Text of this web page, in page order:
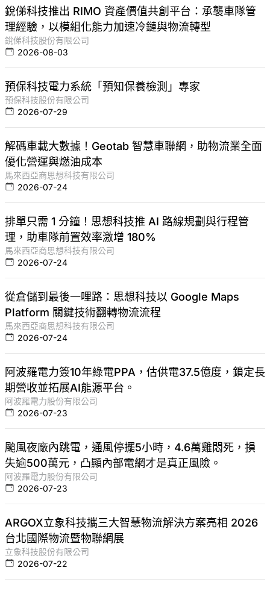
銳俤科技推出 RIMO 資產價值共創平台：承襲車隊管
理經驗，以模組化能力加速冷鏈與物流轉型
銳俤科技股份有限公司
2026-08-03
預保科技電力系統「預知保養檢測」專家
預保科技股份有限公司
2026-07-29
解碼車載大數據！Geotab 智慧車聯網，助物流業全面
優化營運與燃油成本
馬來西亞商思想科技有限公司
2026-07-24
排單只需 1 分鐘！思想科技推 AI 路線規劃與行程管
理，助車隊前置效率激增 180%
馬來西亞商思想科技有限公司
2026-07-24
從倉儲到最後一哩路：思想科技以 Google Maps
Platform 關鍵技術翻轉物流流程
馬來西亞商思想科技有限公司
2026-07-24
阿波羅電力簽10年綠電PPA，估供電37.5億度，鎖定長
期營收並拓展AI能源平台。
阿波羅電力股份有限公司
2026-07-23
颱風夜廠內跳電，通風停擺5小時，4.6萬雞悶死，損
失逾500萬元，凸顯內部電網才是真正風險。
阿波羅電力股份有限公司
2026-07-23
ARGOX立象科技攜三大智慧物流解決方案亮相 2026
台北國際物流暨物聯網展
立象科技股份有限公司
2026-07-22